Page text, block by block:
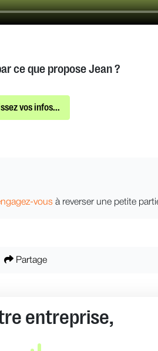
ce que propose Jean ?
vos infos...
vous à reverser une petite
Partage
entreprise,